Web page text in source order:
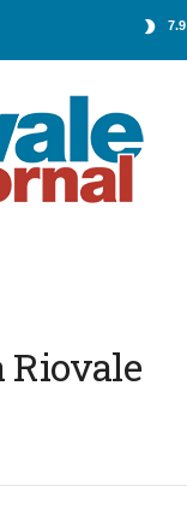
7.9
Riovale